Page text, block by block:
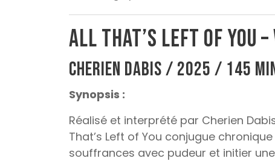
All that’s left of you
Cherien Dabis / 2025 / 145
Synopsis :
Réalisé et interprété par Cherien
That’s Left of You conjugue
souffrances avec pudeur et initier